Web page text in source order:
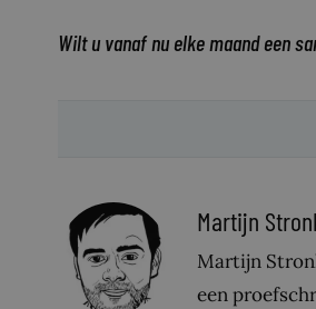
Wilt u vanaf nu elke maand een
Martijn
Martijn
een